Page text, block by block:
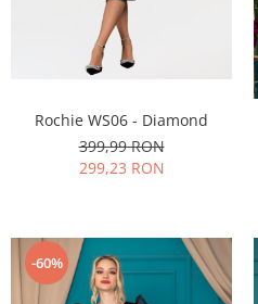
Rochie WS06 - Diamond
399,99 RON
299,23 RON
-60%